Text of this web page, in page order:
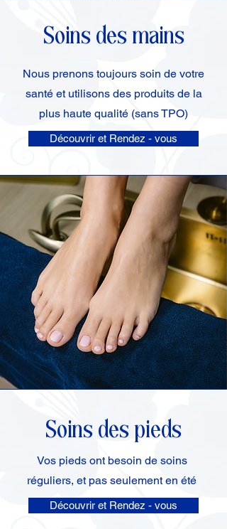
Soins des mains
Nous prenons toujours soin de votre
santé et utilisons des produits de la
plus haute qualité (sans TPO)
Découvrir et Rendez - vous
Soins des pieds
Vos pieds ont besoin de soins
réguliers, et pas seulement en été
Découvrir et Rendez - vous